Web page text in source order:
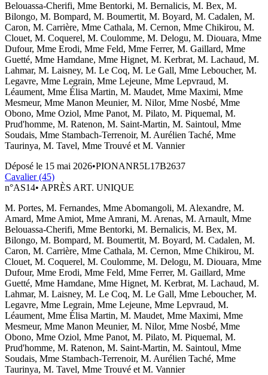
Belouassa-Cherifi, Mme Bentorki, M. Bernalicis, M. Bex, M.
Bilongo, M. Bompard, M. Boumertit, M. Boyard, M. Cadalen, M.
Caron, M. Carrière, Mme Cathala, M. Cernon, Mme Chikirou, M.
Clouet, M. Coquerel, M. Coulomme, M. Delogu, M. Diouara, Mme
Dufour, Mme Erodi, Mme Feld, Mme Ferrer, M. Gaillard, Mme
Guetté, Mme Hamdane, Mme Hignet, M. Kerbrat, M. Lachaud, M.
Lahmar, M. Laisney, M. Le Coq, M. Le Gall, Mme Leboucher, M.
Legavre, Mme Legrain, Mme Lejeune, Mme Lepvraud, M.
Léaument, Mme Élisa Martin, M. Maudet, Mme Maximi, Mme
Mesmeur, Mme Manon Meunier, M. Nilor, Mme Nosbé, Mme
Obono, Mme Oziol, Mme Panot, M. Pilato, M. Piquemal, M.
Prud'homme, M. Ratenon, M. Saint-Martin, M. Saintoul, Mme
Soudais, Mme Stambach-Terrenoir, M. Aurélien Taché, Mme
Taurinya, M. Tavel, Mme Trouvé et M. Vannier
Déposé le 15 mai 2026•PIONANR5L17B2637
Cavalier (45)
n°AS14• APRÈS ART. UNIQUE
M. Portes, M. Fernandes, Mme Abomangoli, M. Alexandre, M.
Amard, Mme Amiot, Mme Amrani, M. Arenas, M. Arnault, Mme
Belouassa-Cherifi, Mme Bentorki, M. Bernalicis, M. Bex, M.
Bilongo, M. Bompard, M. Boumertit, M. Boyard, M. Cadalen, M.
Caron, M. Carrière, Mme Cathala, M. Cernon, Mme Chikirou, M.
Clouet, M. Coquerel, M. Coulomme, M. Delogu, M. Diouara, Mme
Dufour, Mme Erodi, Mme Feld, Mme Ferrer, M. Gaillard, Mme
Guetté, Mme Hamdane, Mme Hignet, M. Kerbrat, M. Lachaud, M.
Lahmar, M. Laisney, M. Le Coq, M. Le Gall, Mme Leboucher, M.
Legavre, Mme Legrain, Mme Lejeune, Mme Lepvraud, M.
Léaument, Mme Élisa Martin, M. Maudet, Mme Maximi, Mme
Mesmeur, Mme Manon Meunier, M. Nilor, Mme Nosbé, Mme
Obono, Mme Oziol, Mme Panot, M. Pilato, M. Piquemal, M.
Prud'homme, M. Ratenon, M. Saint-Martin, M. Saintoul, Mme
Soudais, Mme Stambach-Terrenoir, M. Aurélien Taché, Mme
Taurinya, M. Tavel, Mme Trouvé et M. Vannier